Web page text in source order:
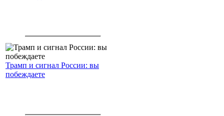
Трамп и сигнал России: вы
побеждаете